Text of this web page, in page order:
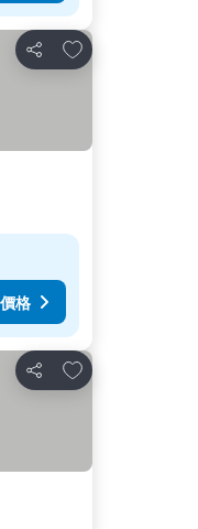
分享
放到收藏夾
格
分享
放到收藏夾